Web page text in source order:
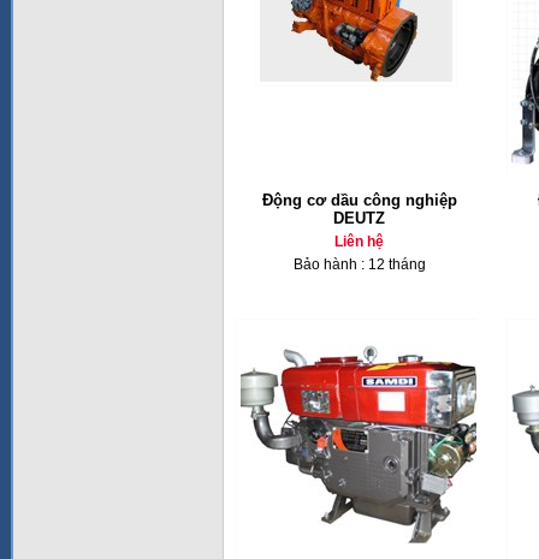
Động cơ dầu công nghiệp
DEUTZ
Liên hệ
Bảo hành : 12 tháng